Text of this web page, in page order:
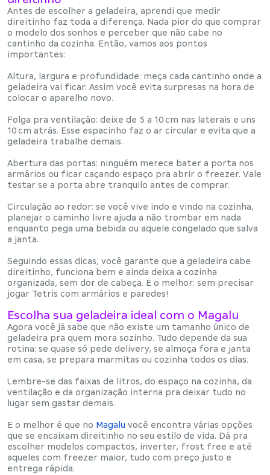
Antes de escolher a geladeira, aprendi que medir
direitinho faz toda a diferença. Nada pior do que comprar
o modelo dos sonhos e perceber que não cabe no
cantinho da cozinha. Então, vamos aos pontos
importantes:
Altura, largura e profundidade: meça cada cantinho onde a
geladeira vai ficar. Assim você evita surpresas na hora de
colocar o aparelho novo.
Folga pra ventilação: deixe de 5 a 10 cm nas laterais e uns
10 cm atrás. Esse espacinho faz o ar circular e evita que a
geladeira trabalhe demais.
Abertura das portas: ninguém merece bater a porta nos
armários ou ficar caçando espaço pra abrir o freezer. Vale
testar se a porta abre tranquilo antes de comprar.
Circulação ao redor: se você vive indo e vindo na cozinha,
planejar o caminho livre ajuda a não trombar em nada
enquanto pega uma bebida ou aquele congelado que salva
a janta.
Seguindo essas dicas, você garante que a geladeira cabe
direitinho, funciona bem e ainda deixa a cozinha
organizada, sem dor de cabeça. E o melhor: sem precisar
jogar Tetris com armários e paredes!
Escolha sua geladeira ideal com o Magalu
Agora você já sabe que não existe um tamanho único de
geladeira pra quem mora sozinho. Tudo depende da sua
rotina: se quase só pede delivery, se almoça fora e janta
em casa, se prepara marmitas ou cozinha todos os dias.
Lembre-se das faixas de litros, do espaço na cozinha, da
ventilação e da organização interna pra deixar tudo no
lugar sem gastar demais.
E o melhor é que no Magalu você encontra várias opções
que se encaixam direitinho no seu estilo de vida. Dá pra
escolher modelos compactos, inverter, frost free e até
aqueles com freezer maior, tudo com preço justo e
entrega rápida.